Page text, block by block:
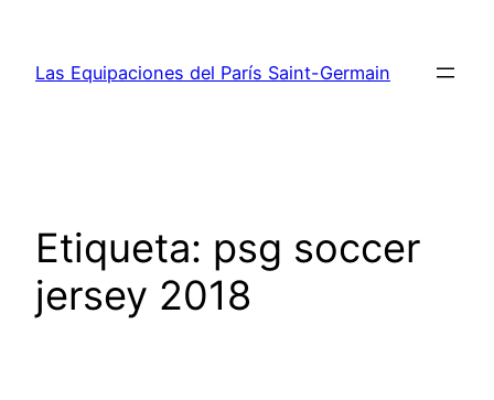
contenido
Las Equipaciones del París Saint-Germain
Etiqueta: psg soccer
jersey 2018